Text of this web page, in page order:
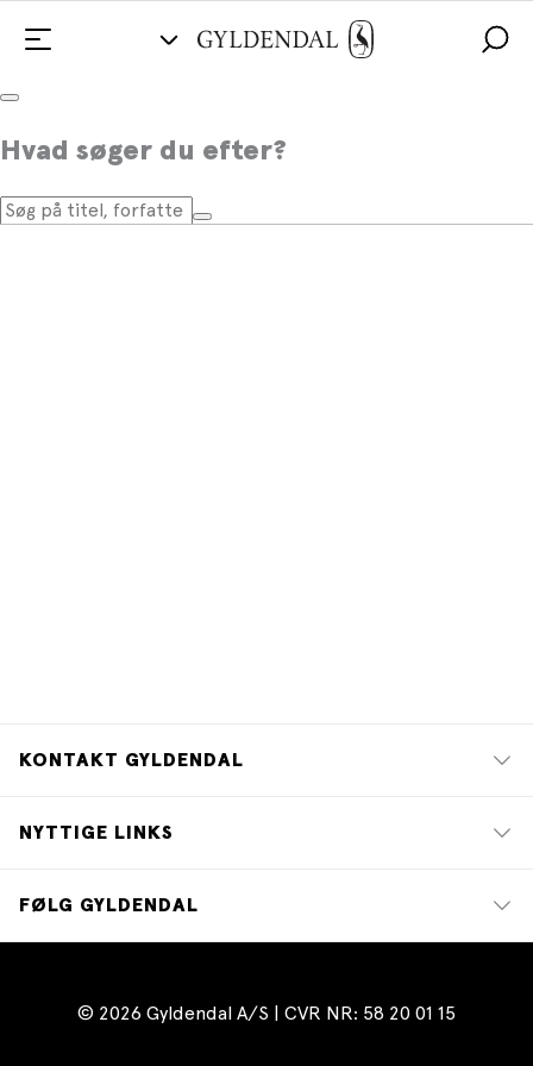
Hvad søger du efter?
KONTAKT GYLDENDAL
NYTTIGE LINKS
FØLG GYLDENDAL
© 2026 Gyldendal A/S | CVR NR: 58 20 01 15